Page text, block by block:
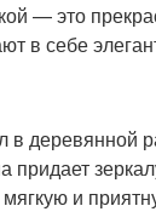
— это
в себе
деревянной
и